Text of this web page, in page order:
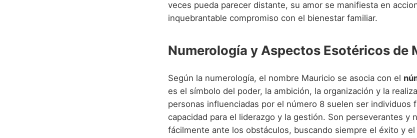
veces pueda parecer distante, su amor se manifiesta en
inquebrantable compromiso con el bienestar familiar.
Numerología y Aspectos Esotéricos de
Según la numerología, el nombre Mauricio se asocia con el
es el símbolo del poder, la ambición, la organización y la
personas influenciadas por el número 8 suelen ser individuos
capacidad para el liderazgo y la gestión. Son perseverantes y
fácilmente ante los obstáculos, buscando siempre el éxito y